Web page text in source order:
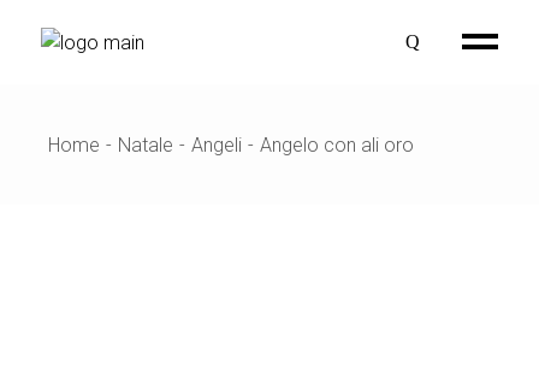
Home Natale Angeli Angelo con ali oro